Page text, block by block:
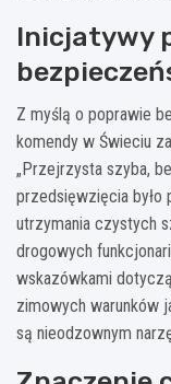
Inicjatywy
Z myślą o poprawie
komendy w Świeciu
„Przejrzysta szyba,
przedsięwzięcia było
utrzymania czystych
drogowych
wskazówkami
zimowych warunków
są nieodzownym